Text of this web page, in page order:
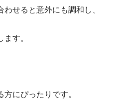
せると意外にも調和し、
す。
にぴったりです。